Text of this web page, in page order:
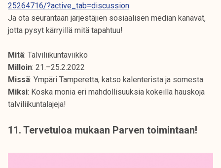
25264716/?active_tab=discussion
Ja ota seurantaan järjestäjien sosiaalisen median kanavat,
jotta pysyt kärryillä mitä tapahtuu!
Mitä: Talviliikuntaviikko
Milloin: 21.–25.2.2022
Missä: Ympäri Tamperetta, katso kalenterista ja somesta.
Miksi: Koska monia eri mahdollisuuksia kokeilla hauskoja
talviliikuntalajeja!
11. Tervetuloa mukaan Parven toimintaan!